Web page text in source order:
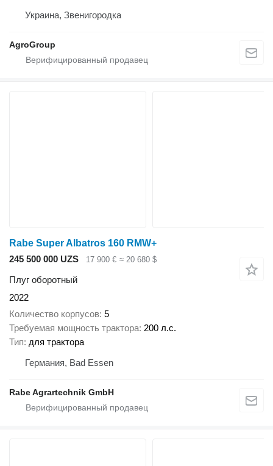
Украина, Звенигородка
AgroGroup
Rabe Super Albatros 160 RMW+
245 500 000 UZS
17 900 € ≈ 20 680 $
Плуг оборотный
2022
Количество корпусов 5
Требуемая мощность трактора 200 л.с.
Тип для трактора
Германия, Bad Essen
Rabe Agrartechnik GmbH